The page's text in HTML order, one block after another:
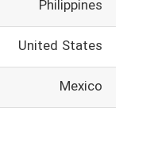
Philippines
United States
Mexico